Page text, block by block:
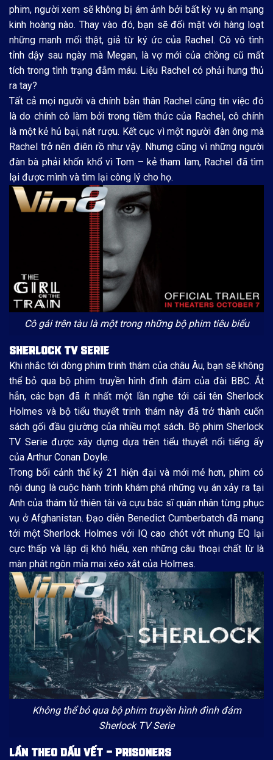
phim, người xem sẽ không bị ám ảnh bởi bất kỳ vụ án mạng
kinh hoàng nào. Thay vào đó, bạn sẽ đối mặt với hàng loạt
những manh mối thật, giả từ ký ức của Rachel. Cô vô tình
tỉnh dậy sau ngày mà Megan, là vợ mới của chồng cũ mất
tích trong tình trạng đẫm máu. Liệu Rachel có phải hung thủ
ra tay?
Tất cả mọi người và chính bản thân Rachel cũng tin việc đó
là do chính cô làm bởi trong tiềm thức của Rachel, cô chính
là một kẻ hủ bại, nát rượu. Kết cục vì một người đàn ông mà
Rachel trở nên điên rồ như vậy. Nhưng cũng vì những người
đàn bà phải khốn khổ vì Tom – kẻ tham lam, Rachel đã tìm
lại được mình và tìm lại công lý cho họ.
Cô gái trên tàu là một trong những bộ phim tiêu biểu
SHERLOCK TV SERIE
Khi nhắc tới dòng phim trinh thám của châu Âu, bạn sẽ không
thể bỏ qua bộ phim truyền hình đình đám của đài BBC. Ắt
hẳn, các bạn đã ít nhất một lần nghe tới cái tên Sherlock
Holmes và bộ tiểu thuyết trinh thám này đã trở thành cuốn
sách gối đầu giường của nhiều mọt sách. Bộ phim Sherlock
TV Serie được xây dựng dựa trên tiểu thuyết nổi tiếng ấy
của Arthur Conan Doyle.
Trong bối cảnh thế kỷ 21 hiện đại và mới mẻ hơn, phim có
nội dung là cuộc hành trình khám phá những vụ án xảy ra tại
Anh của thám tử thiên tài và cựu bác sĩ quân nhân từng phục
vụ ở Afghanistan. Đạo diễn Benedict Cumberbatch đã mang
tới một Sherlock Holmes với IQ cao chót vớt nhưng EQ lại
cực thấp và lập dị khó hiểu, xen những câu thoại chất lừ là
màn phát ngôn mỉa mai xéo xắt của Holmes.
Không thể bỏ qua bộ phim truyền hình đình đám
Sherlock TV Serie
LẦN THEO DẤU VẾT – PRISONERS